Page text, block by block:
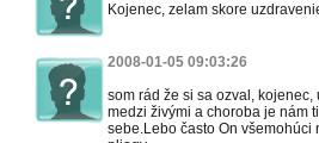
Kojenec, zelam skore
2008-01-05 09:03:26
som rád že si sa ozval,
medzi živými a choroba je nám
sebe.Lebo často On